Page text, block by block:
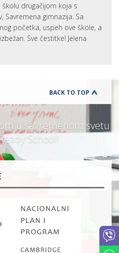
drugačijom koja s
Savremena gimnazija. Sa
početka, uspeh ove škole, a
Sve čestitke! Jelena
BACK TO TOP
u savremenom svetu
School!